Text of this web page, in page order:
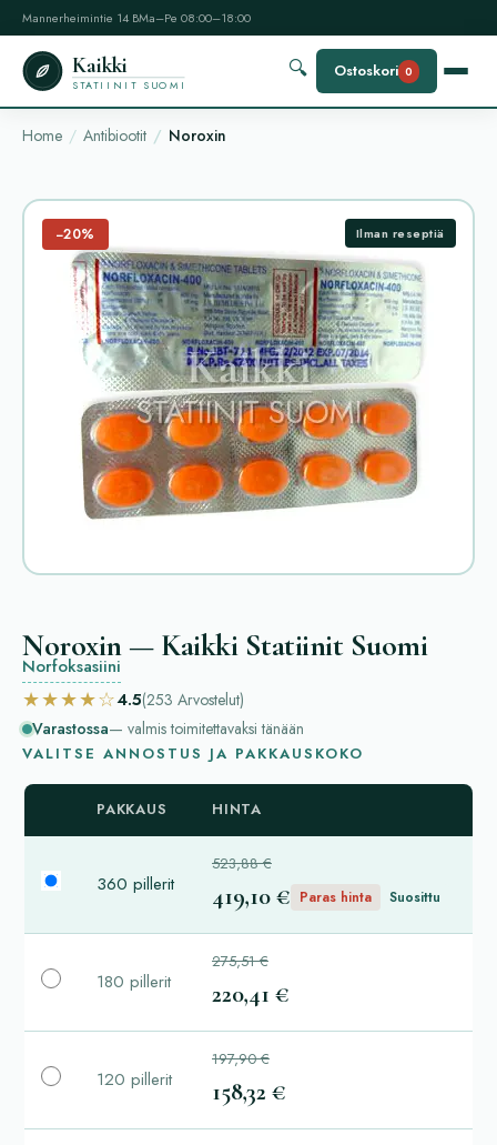
Mannerheimintie 14 BMa–Pe 08:00–18:00
Kaikki
STATIINIT SUOMI
🔍 Ostoskori 0
Home Antibiootit Noroxin
−20% Ilman reseptiä
Noroxin — Kaikki Statiinit Suomi
Norfoksasiini
★★★★☆4.5(253 Arvostelut)
Varastossa— valmis toimitettavaksi tänään
VALITSE ANNOSTUS JA PAKKAUSKOKO
PAKKAUS HINTA
360 pillerit
523,88 €
419,10 € Paras hinta Suosittu
180 pillerit
275,51 €
220,41 €
120 pillerit
197,90 €
158,32 €